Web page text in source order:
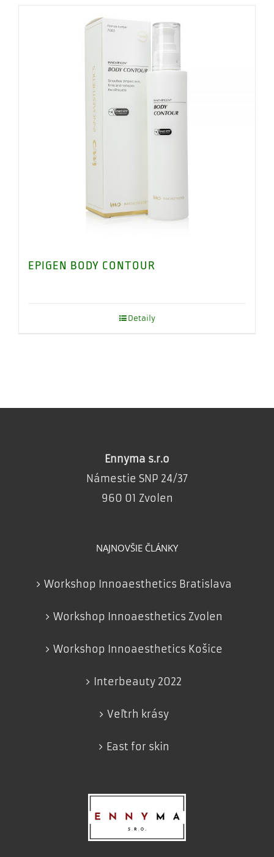
EPIGEN BODY CONTOUR
Detaily
Ennyma s.r.o
Námestie SNP 24/37
960 01 Zvolen
NAJNOVŠIE ČLÁNKY
Workshop Innoaesthetics Bratislava
Workshop Innoaesthetics Zvolen
Workshop Innoaesthetics Košice
Interbeauty 2022
Veľtrh krásy
East for skin